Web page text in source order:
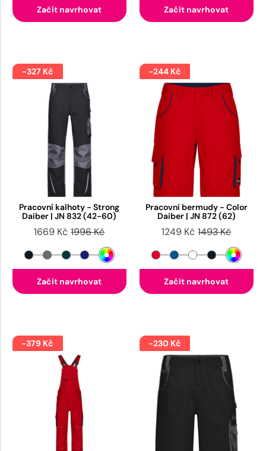
Začít navrhovat Začít navrhovat
-327 Kč
Pracovní kalhoty - Strong
Daiber | JN 832 (42-60)
1669 Kč 1996 Kč
Začít navrhovat
-244 Kč
Pracovní bermudy - Color
Daiber | JN 872 (62)
1249 Kč 1493 Kč
Začít navrhovat
-379 Kč -230 Kč